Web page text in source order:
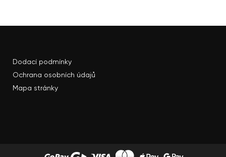
Dodací podmínky
Ochrana osobních údajů
Mapa stránky